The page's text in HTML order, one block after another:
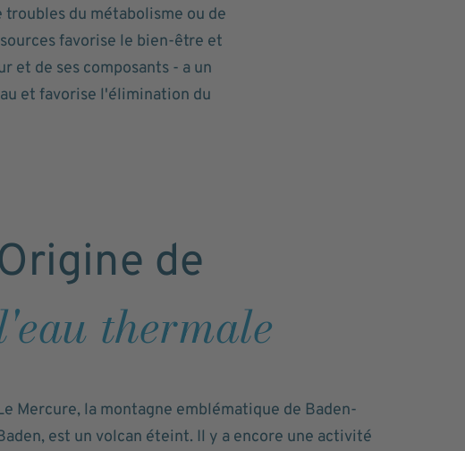
du métabolisme ou de
favorise le bien-être et
et de ses composants - a un
et favorise l'élimination du
de
thermale
Mercure, la montagne emblématique de Baden-
est un volcan éteint. Il y a encore une activité